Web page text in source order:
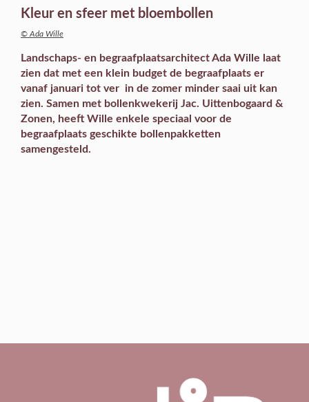
Kleur en sfeer met bloembollen
© Ada Wille
Landschaps- en begraafplaatsarchitect Ada Wille laat
zien dat met een klein budget de begraafplaats er
vanaf januari tot ver in de zomer minder saai uit kan
zien. Samen met bollenkwekerij Jac. Uittenbogaard &
Zonen, heeft Wille enkele speciaal voor de
begraafplaats geschikte bollenpakketten
samengesteld.